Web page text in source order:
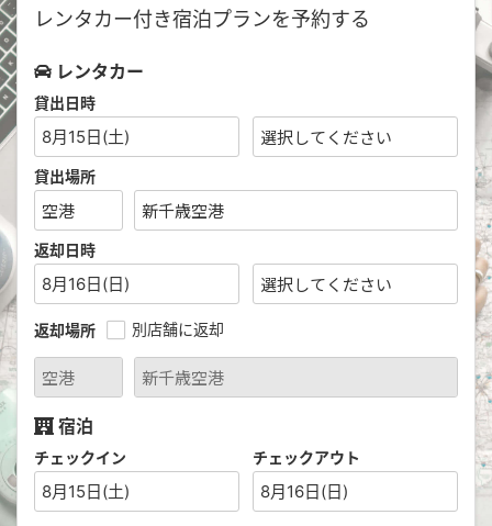
レンタカー付き宿泊プランを予約する
レンタカー
貸出日時
8月15日(土)
貸出場所
返却日時
8月16日(日)
返却場所 別店舗に返却
宿泊
チェックイン
8月15日(土)
チェックアウト
8月16日(日)